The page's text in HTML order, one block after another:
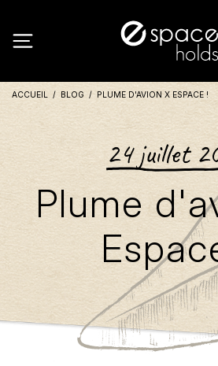
ACCUEIL BLOG PLUME D'AVION X ESPACE !
24 juillet
Plume